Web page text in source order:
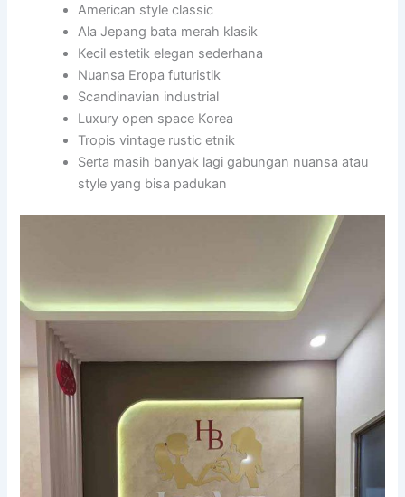
American style classic
Ala Jepang bata merah klasik
Kecil estetik elegan sederhana
Nuansa Eropa futuristik
Scandinavian industrial
Luxury open space Korea
Tropis vintage rustic etnik
Serta masih banyak lagi gabungan nuansa atau
style yang bisa padukan